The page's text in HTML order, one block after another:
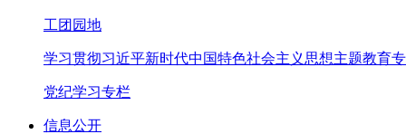
工团园地
学习贯彻习近平新时代中国特色社会主义思想主题教育
党纪学习专栏
信息公开